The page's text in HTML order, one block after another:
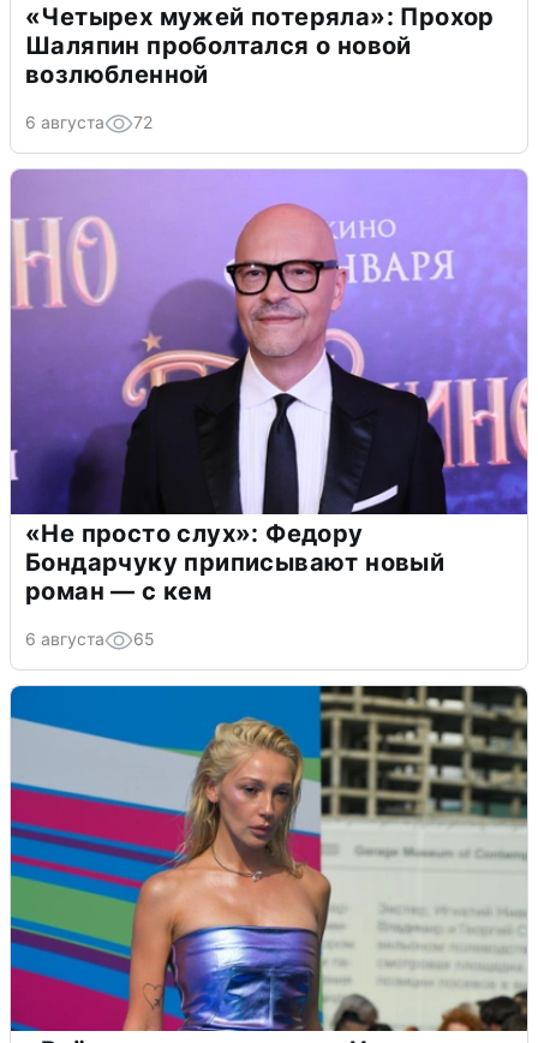
«Четырех мужей потеряла»: Прохор
Шаляпин проболтался о новой
возлюбленной
6 августа 72
«Не просто слух»: Федору
Бондарчуку приписывают новый
роман — с кем
6 августа 65